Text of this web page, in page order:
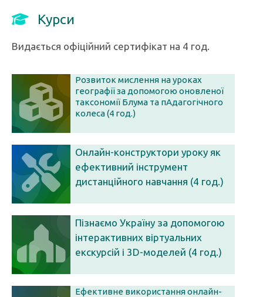
Курси
Видається офіційний сертифікат на 4 год.
Розвиток мислення на уроках
географії за допомогою оновленої
таксономії Блума та пАдагогічного
колеса (4 год.)
Онлайн-конструктори уроку як
ефективний інструмент
дистанційного навчання (4 год.)
Пізнаємо Україну за допомогою
інтерактивних віртуальних
екскурсій і 3D-моделей (4 год.)
Ефективне використання онлайн-